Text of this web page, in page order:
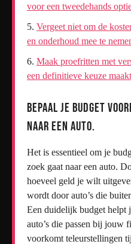
voor een tweedehands
Vergeet niet om de
en onderhoud mee te
Maak proefritten met
een definitieve keuze
Bepaal je budget
naar een auto.
Het is essentieel om je
zoek gaat naar een auto.
hoeveel geld je wilt
wordt door auto’s die
Een duidelijk budget helpt
auto’s die passen bij jouw
voorkomt teleurstellingen